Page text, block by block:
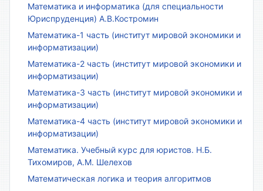
Математика и информатика (для специальности
Юриспруденция) А.В.Костромин
Математика-1 часть (институт мировой экономики и
информатизации)
Математика-2 часть (институт мировой экономики и
информатизации)
Математика-3 часть (институт мировой экономики и
информатизации)
Математика-4 часть (институт мировой экономики и
информатизации)
Математика. Учебный курс для юристов. Н.Б.
Тихомиров, А.М. Шелехов
Математическая логика и теория алгоритмов